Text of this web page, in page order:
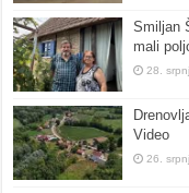
Smiljan
mali
28.
Video
26.